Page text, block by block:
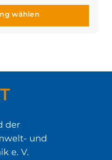
wählen
der
und
e. V.